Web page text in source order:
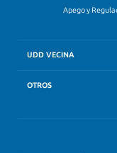
Apego y
UDD VECINA
OTROS